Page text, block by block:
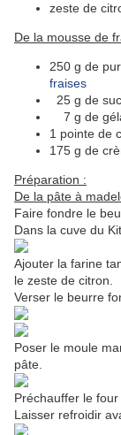
zeste de
De la mousse de
250 g de
fraises
25 g de
7 g de
1 pointe de
175 g de
Préparation :
De la pâte à
Faire fondre le
Dans la cuve du
Ajouter la farine
le zeste de citron.
Verser le beurre
Poser le moule
pâte.
Préchauffer le
Laisser refroidir